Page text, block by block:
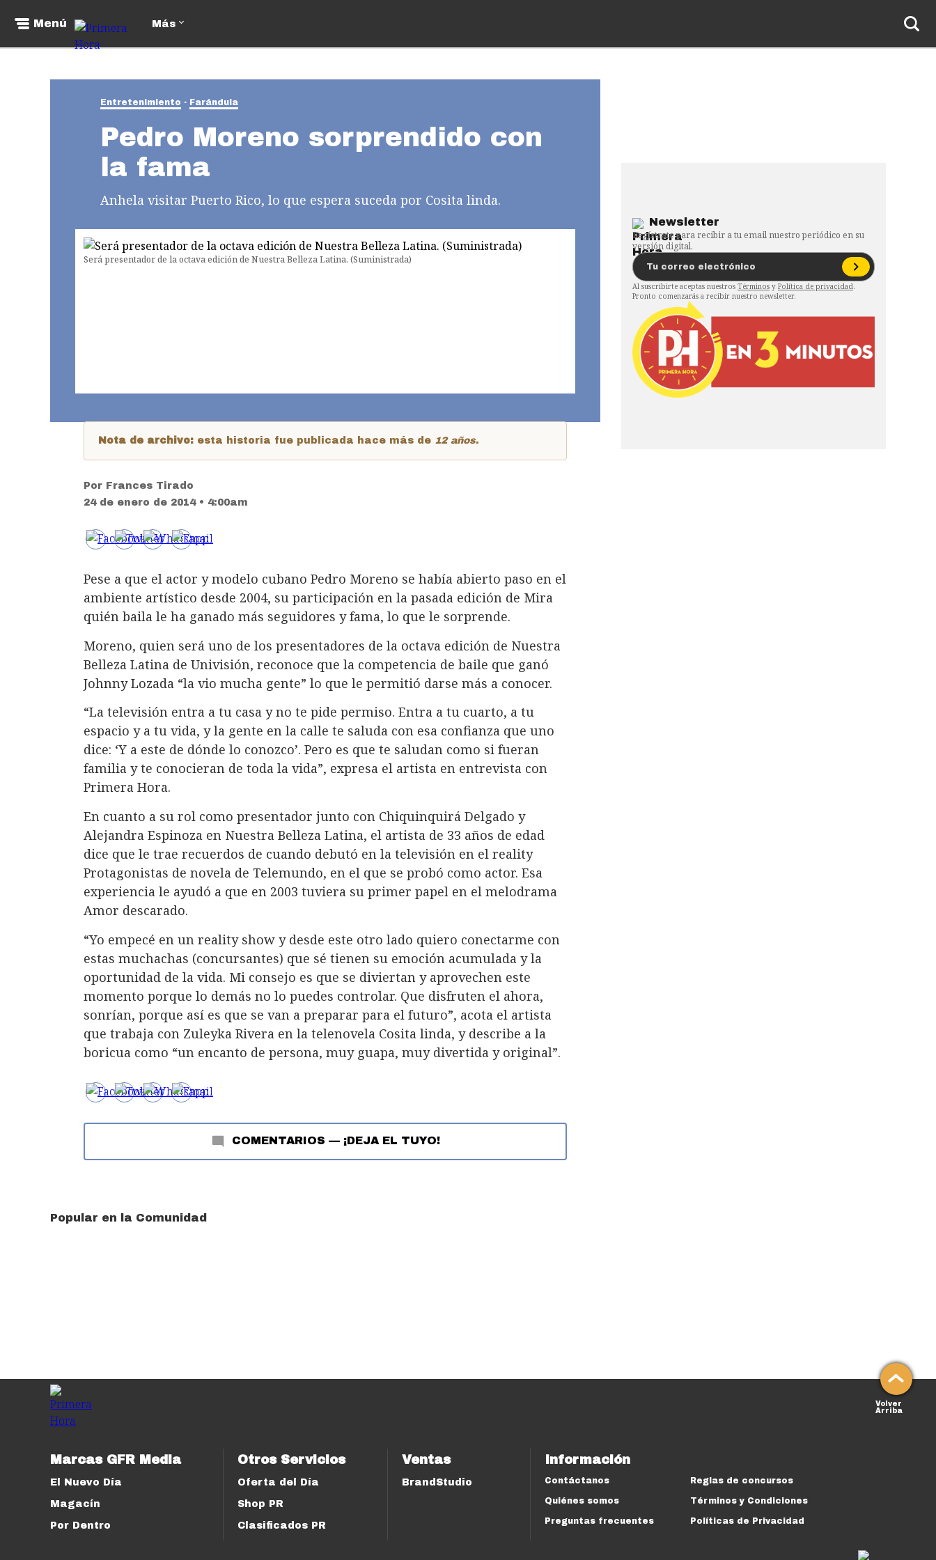
Menú Más
Entretenimiento Farándula
Pedro Moreno sorprendido con
la fama
Anhela visitar Puerto Rico, lo que espera suceda por Cosita linda.
Será presentador de la octava edición de Nuestra Belleza Latina. (Suministrada)
Nota de archivo: esta historia fue publicada hace más de 12 años.
Por Frances Tirado
24 de enero de 2014 • 4:00am
Pese a que el actor y modelo cubano Pedro Moreno se había abierto paso en el
ambiente artístico desde 2004, su participación en la pasada edición de Mira
quién baila le ha ganado más seguidores y fama, lo que le sorprende.
Moreno, quien será uno de los presentadores de la octava edición de Nuestra
Belleza Latina de Univisión, reconoce que la competencia de baile que ganó
Johnny Lozada “la vio mucha gente” lo que le permitió darse más a conocer.
“La televisión entra a tu casa y no te pide permiso. Entra a tu cuarto, a tu
espacio y a tu vida, y la gente en la calle te saluda con esa confianza que uno
dice: ‘Y a este de dónde lo conozco’. Pero es que te saludan como si fueran
familia y te conocieran de toda la vida”, expresa el artista en entrevista con
Primera Hora.
En cuanto a su rol como presentador junto con Chiquinquirá Delgado y
Alejandra Espinoza en Nuestra Belleza Latina, el artista de 33 años de edad
dice que le trae recuerdos de cuando debutó en la televisión en el reality
Protagonistas de novela de Telemundo, en el que se probó como actor. Esa
experiencia le ayudó a que en 2003 tuviera su primer papel en el melodrama
Amor descarado.
“Yo empecé en un reality show y desde este otro lado quiero conectarme con
estas muchachas (concursantes) que sé tienen su emoción acumulada y la
oportunidad de la vida. Mi consejo es que se diviertan y aprovechen este
momento porque lo demás no lo puedes controlar. Que disfruten el ahora,
sonrían, porque así es que se van a preparar para el futuro”, acota el artista
que trabaja con Zuleyka Rivera en la telenovela Cosita linda, y describe a la
boricua como “un encanto de persona, muy guapa, muy divertida y original”.
COMENTARIOS — ¡DEJA EL TUYO!
Popular en la Comunidad
Newsletter
Regístrate para recibir a tu email nuestro periódico en su
versión digital.
Al suscribirte aceptas nuestros Términos y Política de privacidad.
Pronto comenzarás a recibir nuestro newsletter.
Volver
Arriba
Marcas GFR Media
El Nuevo Día
Magacín
Por Dentro
Otros Servicios
Oferta del Día
Shop PR
Clasificados PR
Ventas
BrandStudio
Información
Contáctanos
Quiénes somos
Preguntas frecuentes
Reglas de concursos
Términos y Condiciones
Políticas de Privacidad